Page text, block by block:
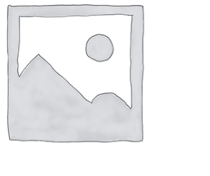
SAAT AKSESUARLARI TAKI VE MÜCEVHER